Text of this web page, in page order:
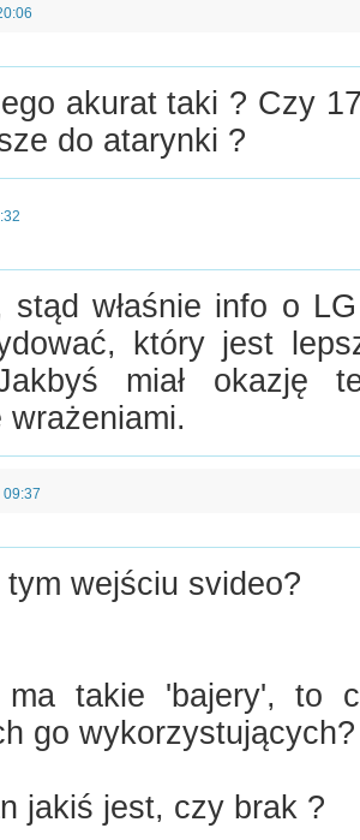
akurat taki ? Czy
do atarynki ?
stąd właśnie info o
który jest
miał okazję
wrażeniami.
09:37
wejściu svideo?
takie 'bajery', to
go wykorzystujących?
jakiś jest, czy brak ?